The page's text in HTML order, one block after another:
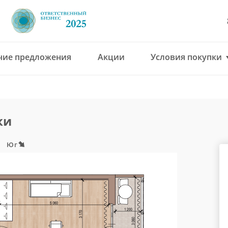
предложения Акции Условия покупки
Юг